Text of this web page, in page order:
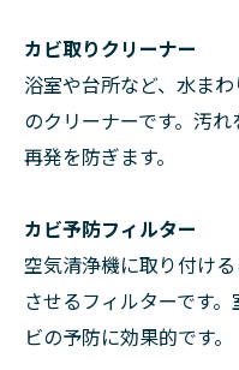
カビ取りクリーナー
浴室や台所など、水ま
のクリーナーです。汚れ
再発を防ぎます。
カビ予防フィルター
空気清浄機に取り付け
させるフィルターです
ビの予防に効果的です。